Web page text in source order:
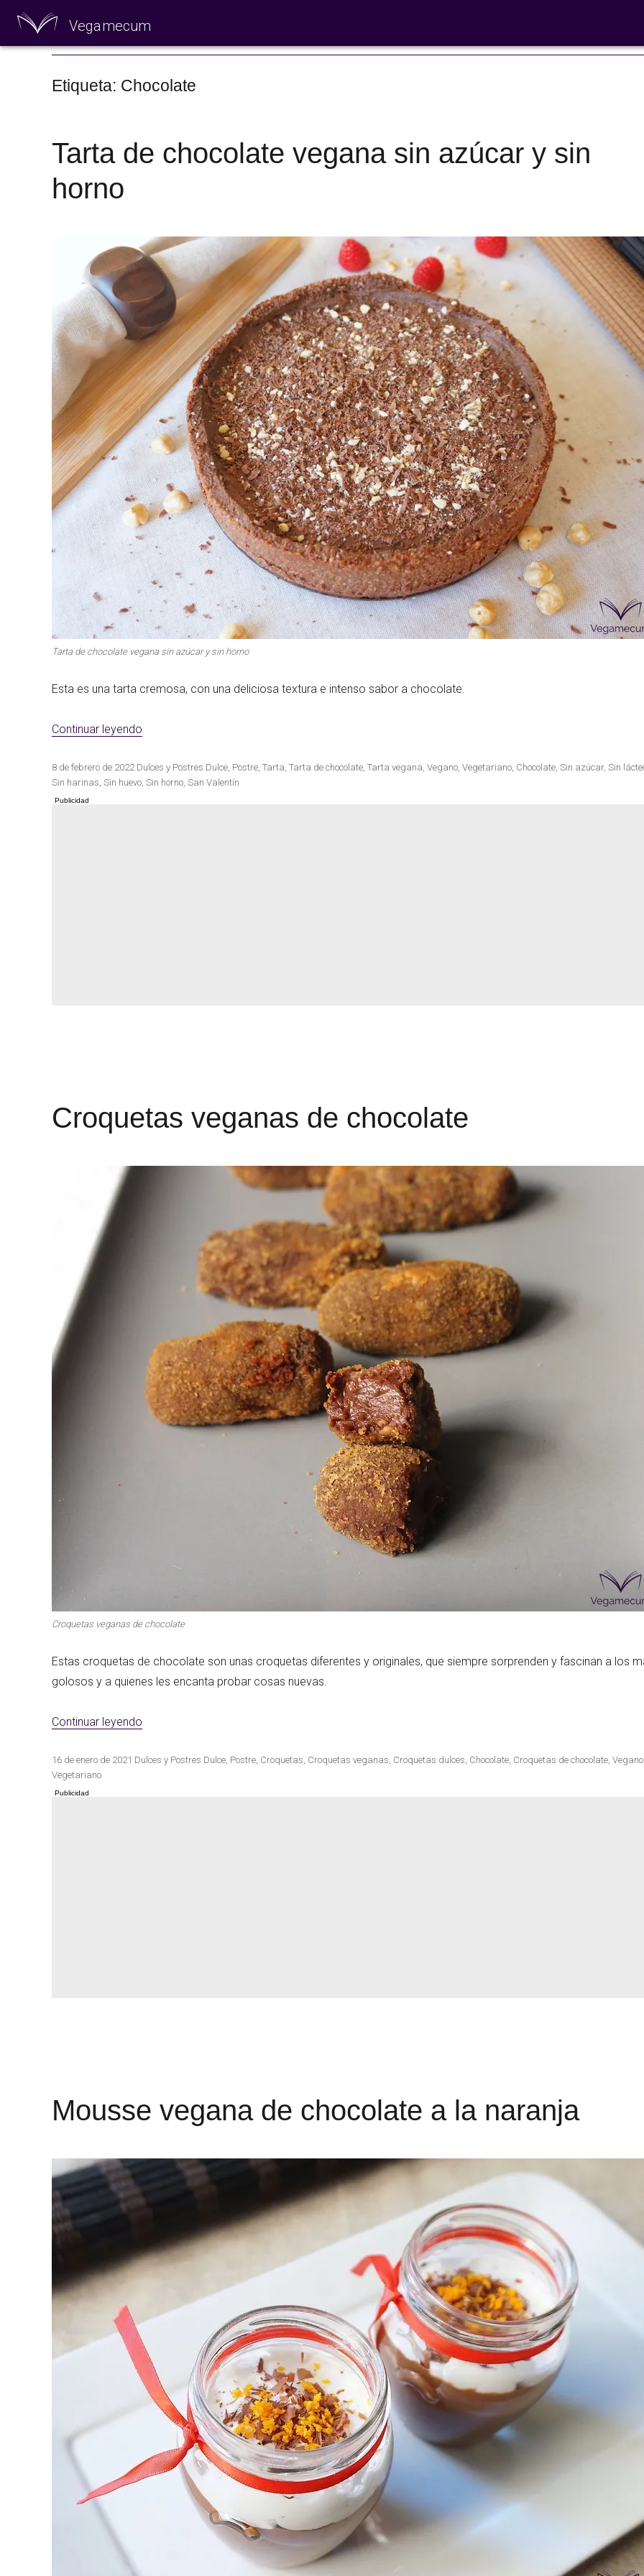
Vegamecum
🎉 Sant Joan 🎉
Primeros para brillar Segundos irresistibles Los más completos
Las
Carnes 2.0 Bella Italia La salsa ideal Los
Las mejores recetas
Etiqueta: Chocolate
Tarta de chocolate vegana sin azúcar y sin
horno
Tarta de chocolate vegana sin azúcar y sin horno
Esta es una tarta cremosa, con una deliciosa textura e intenso sabor a chocolate.
Continuar leyendo
Publicado
el
8 de febrero de 2022 Categorías
Dulces y Postres Etiquetas
Dulce, Postre, Tarta, Tarta de chocolate, Tarta vegana, Vegano, Vegetariano, Chocolate, Sin azúcar, Sin
Sin harinas, Sin huevo, Sin horno, San Valentín
Croquetas veganas de chocolate
Croquetas veganas de chocolate
Estas croquetas de chocolate son unas croquetas diferentes y originales, que siempre sorprenden y fascinan a los
golosos y a quienes les encanta probar cosas nuevas.
Continuar leyendo
Publicado
el
16 de enero de 2021 Categorías
Dulces y Postres Etiquetas
Dulce, Postre, Croquetas, Croquetas veganas, Croquetas dulces, Chocolate, Croquetas de chocolate, Vegano
Vegetariano
Mousse vegana de chocolate a la naranja